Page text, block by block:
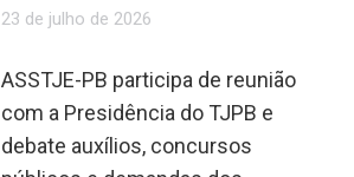
23 de julho de 2026
ASSTJE-PB participa de reunião
com a Presidência do TJPB e
debate auxílios, concursos